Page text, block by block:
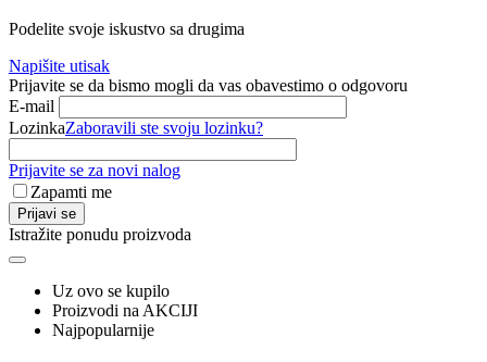
Podelite svoje iskustvo sa drugima
Napišite utisak
Prijavite se da bismo mogli da vas obavestimo o odgovoru
E-mail
LozinkaZaboravili ste svoju lozinku?
Prijavite se za novi nalog
Zapamti me
Prijavi se
Istražite ponudu proizvoda
Uz ovo se kupilo
Proizvodi na AKCIJI
Najpopularnije